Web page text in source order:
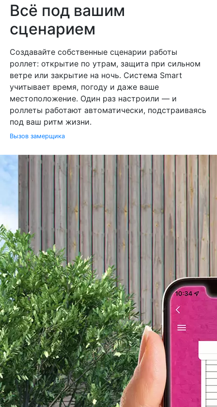
Всё под вашим
сценарием
Создавайте собственные сценарии работы
роллет: открытие по утрам, защита при сильном
ветре или закрытие на ночь. Система Smart
учитывает время, погоду и даже ваше
местоположение. Один раз настроили — и
роллеты работают автоматически, подстраиваясь
под ваш ритм жизни.
Вызов замерщика